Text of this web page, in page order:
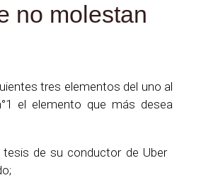
no molestan
tres elementos del uno al
el elemento que más desea
tesis de su conductor de Uber